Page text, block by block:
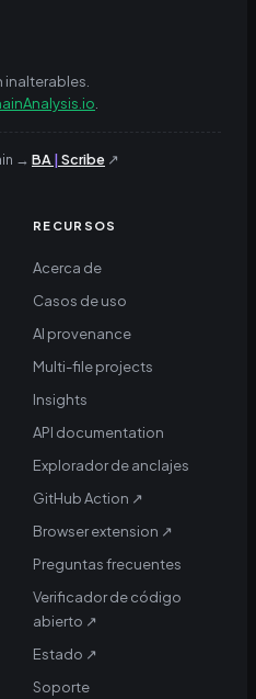
→ BA|Scribe ↗
RECURSOS
Acerca de
Casos de uso
AI provenance
Multi-file projects
Insights
API documentation
Explorador de anclajes
GitHub Action ↗
Browser extension ↗
Preguntas frecuentes
Verificador de código
abierto ↗
Estado ↗
Soporte